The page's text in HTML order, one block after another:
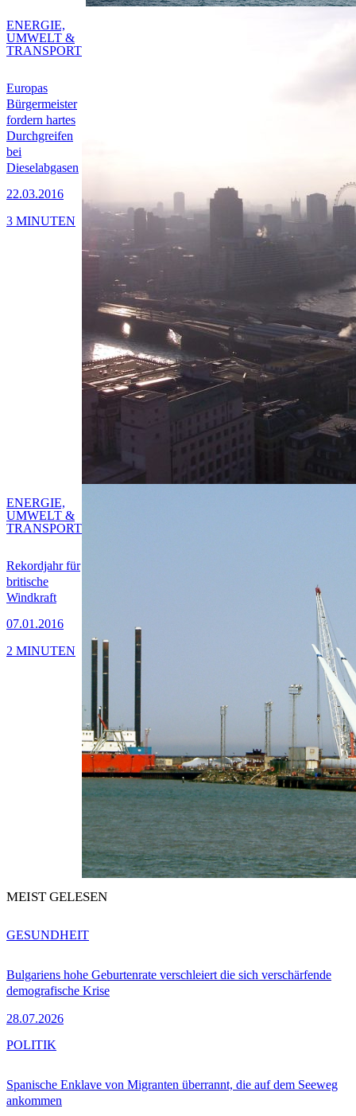
Europas
Bürgermeister
fordern hartes
Durchgreifen
bei
Dieselabgasen
22.03.2016
ENERGIE,
UMWELT &
TRANSPORT
3 MINUTEN
Rekordjahr für
britische
Windkraft
07.01.2016
ENERGIE,
UMWELT &
TRANSPORT
2 MINUTEN
MEIST GELESEN
Bulgariens hohe Geburtenrate verschleiert die sich verschärfende
demografische Krise
28.07.2026
GESUNDHEIT
Spanische Enklave von Migranten überrannt, die auf dem Seeweg
ankommen
POLITIK